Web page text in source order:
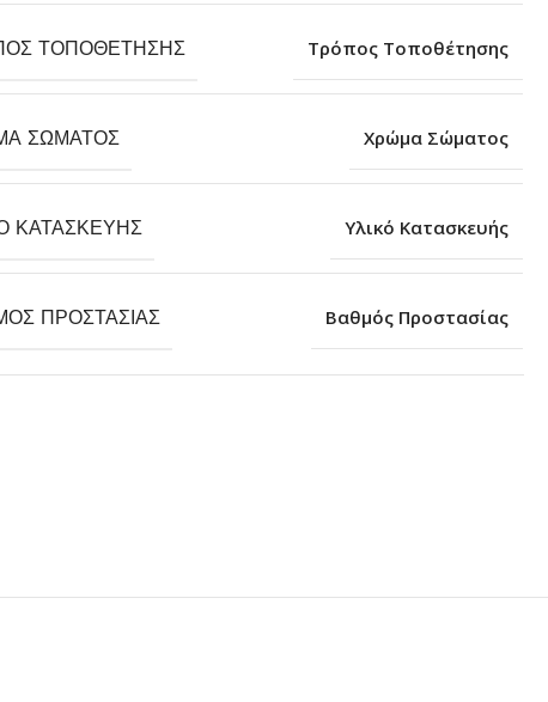
ΤΟΠΟΘΈΤΗΣΗΣ Τρόπος Τοποθέτησης
ΣΏΜΑΤΟΣ Χρώμα Σώματος
ΚΑΤΑΣΚΕΥΉΣ Υλικό Κατασκευής
ΠΡΟΣΤΑΣΊΑΣ Βαθμός Προστασίας